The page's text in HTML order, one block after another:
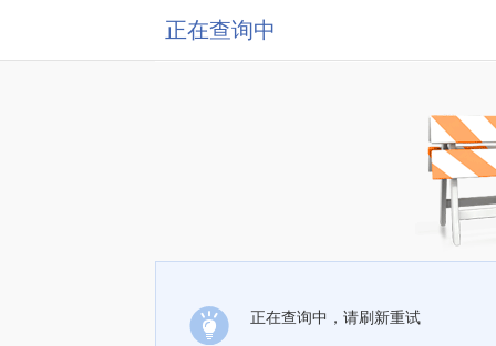
正在查询中
正在查询中，请刷新重试